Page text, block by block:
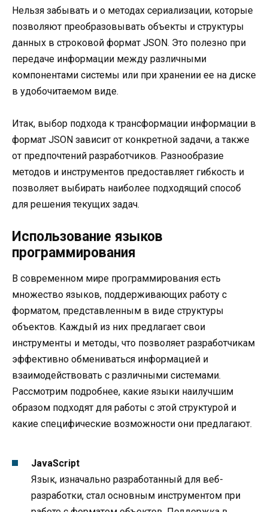
Нельзя забывать и о методах сериализации, которые
позволяют преобразовывать объекты и структуры
данных в строковой формат JSON. Это полезно при
передаче информации между различными
компонентами системы или при хранении ее на диске
в удобочитаемом виде.
Итак, выбор подхода к трансформации информации в
формат JSON зависит от конкретной задачи, а также
от предпочтений разработчиков. Разнообразие
методов и инструментов предоставляет гибкость и
позволяет выбирать наиболее подходящий способ
для решения текущих задач.
Использование языков
программирования
В современном мире программирования есть
множество языков, поддерживающих работу с
форматом, представленным в виде структуры
объектов. Каждый из них предлагает свои
инструменты и методы, что позволяет разработчикам
эффективно обмениваться информацией и
взаимодействовать с различными системами.
Рассмотрим подробнее, какие языки наилучшим
образом подходят для работы с этой структурой и
какие специфические возможности они предлагают.
JavaScript
Язык, изначально разработанный для веб-
разработки, стал основным инструментом при